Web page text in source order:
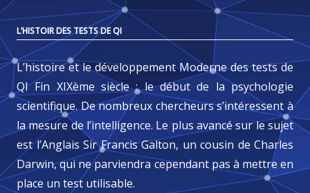
L’HISTOIR DES TESTS DE QI
L’histoire et le développement Moderne des tests de
QI Fin XIXème siècle : le début de la psychologie
scientifique. De nombreux chercheurs s’intéressent à
la mesure de l’intelligence. Le plus avancé sur le sujet
est l’Anglais Sir Francis Galton, un cousin de Charles
Darwin, qui ne parviendra cependant pas à mettre en
place un test utilisable.